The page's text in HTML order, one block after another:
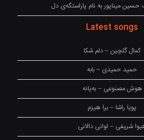
حسین میناپور به نام پاراستگەی دل
Latest songs
کمال گلچین – دلم شکا
حمید حمیدی – بابه
هوش مصنوعی – بەیانە
پویا راشا – برا هیزم
شریفی – لوانی دالانی